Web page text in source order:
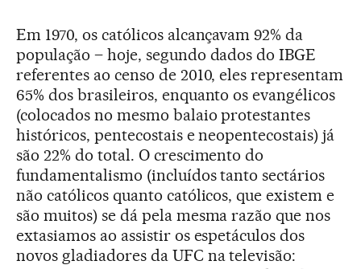
Em 1970, os católicos alcançavam 92% da
população – hoje, segundo dados do IBGE
referentes ao censo de 2010, eles representam
65% dos brasileiros, enquanto os evangélicos
(colocados no mesmo balaio protestantes
históricos, pentecostais e neopentecostais) já
são 22% do total. O crescimento do
fundamentalismo (incluídos tanto sectários
não católicos quanto católicos, que existem e
são muitos) se dá pela mesma razão que nos
extasiamos ao assistir os espetáculos dos
novos gladiadores da UFC na televisão: